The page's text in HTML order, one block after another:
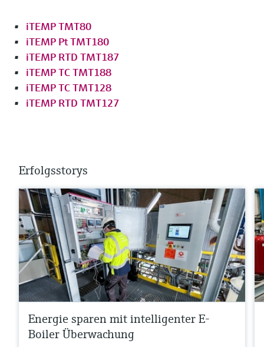
iTEMP TMT80
iTEMP Pt TMT180
iTEMP RTD TMT187
iTEMP TC TMT188
iTEMP TC TMT128
iTEMP RTD TMT127
Erfolgsstorys
Energie sparen mit intelligenter E-
Boiler Überwachung